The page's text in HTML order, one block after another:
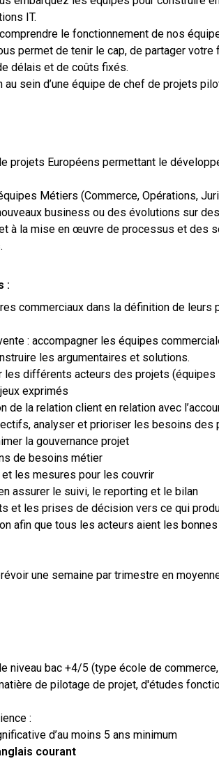
IT.
le fonctionnement de nos
permet de tenir le cap, de partager
délais et de coûts fixés.
sein d’une équipe de chef de projets
projets Européens permettant le
Métiers (Commerce, Opérations,
business ou des évolutions sur
à la mise en œuvre de processus et des
:
commerciaux dans la définition de leurs
: accompagner les équipes
les argumentaires et solutions.
les différents acteurs des projets
exprimés
de la relation client en relation avec
analyser et prioriser les besoins des
la gouvernance projet
de besoins métier
les mesures pour les couvrir
assurer le suivi, le reporting et le bilan
et les prises de décision vers ce qui
afin que tous les acteurs aient les
une semaine par trimestre en
niveau bac +4/5 (type école de
de pilotage de projet, d'études
:
d’au moins 5 ans minimum
courant